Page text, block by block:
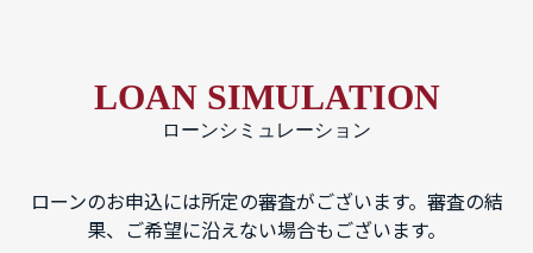
LOAN SIMULATION
ローンシミュレーション
ローンのお申込には所定の審査がございます。審査の結
果、ご希望に沿えない場合もございます。